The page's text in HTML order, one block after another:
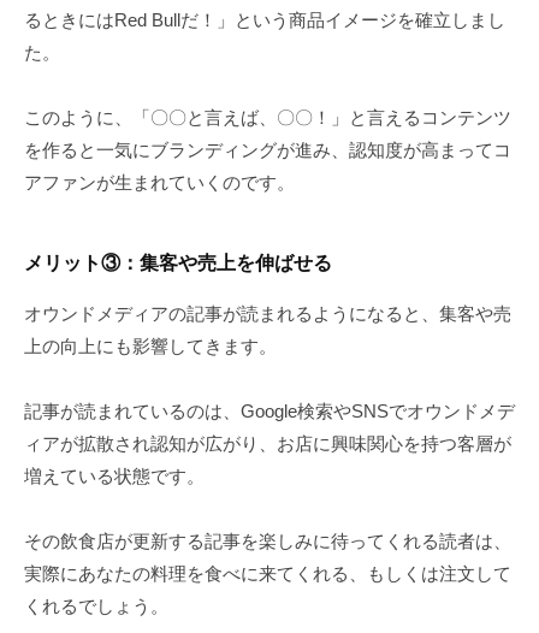
るときにはRed Bullだ！」という商品イメージを確立しまし
た。
このように、「〇〇と言えば、〇〇！」と言えるコンテンツ
を作ると一気にブランディングが進み、認知度が高まってコ
アファンが生まれていくのです。
メリット③：集客や売上を伸ばせる
オウンドメディアの記事が読まれるようになると、集客や売
上の向上にも影響してきます。
記事が読まれているのは、Google検索やSNSでオウンドメデ
ィアが拡散され認知が広がり、お店に興味関心を持つ客層が
増えている状態です。
その飲食店が更新する記事を楽しみに待ってくれる読者は、
実際にあなたの料理を食べに来てくれる、もしくは注文して
くれるでしょう。